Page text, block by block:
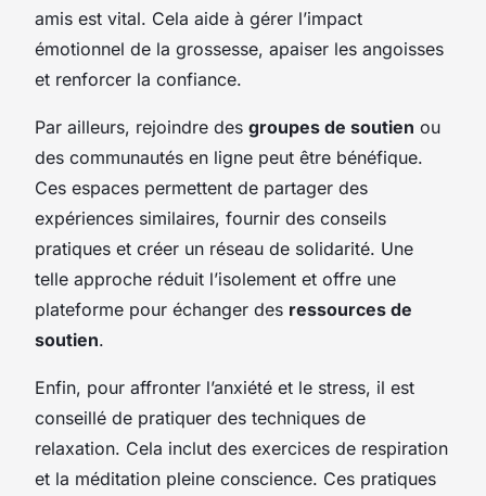
amis est vital. Cela aide à gérer l’impact
émotionnel de la grossesse, apaiser les angoisses
et renforcer la confiance.
Par ailleurs, rejoindre des groupes de soutien ou
des communautés en ligne peut être bénéfique.
Ces espaces permettent de partager des
expériences similaires, fournir des conseils
pratiques et créer un réseau de solidarité. Une
telle approche réduit l’isolement et offre une
plateforme pour échanger des ressources de
soutien.
Enfin, pour affronter l’anxiété et le stress, il est
conseillé de pratiquer des techniques de
relaxation. Cela inclut des exercices de respiration
et la méditation pleine conscience. Ces pratiques